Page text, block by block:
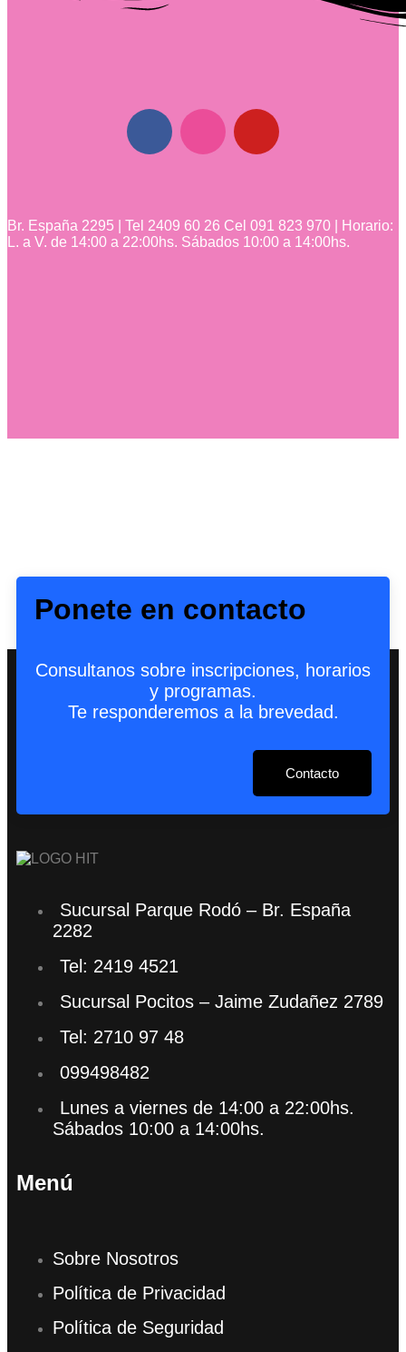
Br. España 2295 | Tel 2409 60 26 Cel 091 823 970 | Horario:
L. a V. de 14:00 a 22:00hs. Sábados 10:00 a 14:00hs.
Ponete en contacto
Consultanos sobre inscripciones, horarios
y programas.
Te responderemos a la brevedad.
Contacto
Sucursal Parque Rodó – Br. España
2282
Tel: 2419 4521
Sucursal Pocitos – Jaime Zudañez 2789
Tel: 2710 97 48
099498482
Lunes a viernes de 14:00 a 22:00hs.
Sábados 10:00 a 14:00hs.
Menú
Sobre Nosotros
Política de Privacidad
Política de Seguridad